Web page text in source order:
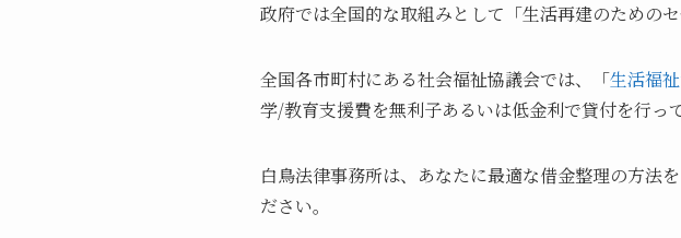
政府では全国的な取組みとして「生活再建のための
全国各市町村にある社会福祉協議会では、「生活福
学/教育支援費を無利子あるいは低金利で貸付を行って
白鳥法律事務所は、あなたに最適な借金整理の方法
ださい。